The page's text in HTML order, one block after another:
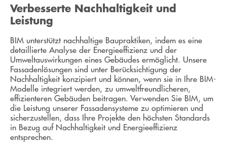
Verbesserte Nachhaltigkeit und
Leistung
BIM unterstützt nachhaltige Baupraktiken, indem es eine
detaillierte Analyse der Energieeffizienz und der
Umweltauswirkungen eines Gebäudes ermöglicht. Unsere
Fassadenlösungen sind unter Berücksichtigung der
Nachhaltigkeit konzipiert und können, wenn sie in Ihre BIM-
Modelle integriert werden, zu umweltfreundlicheren,
effizienteren Gebäuden beitragen. Verwenden Sie BIM, um
die Leistung unserer Fassadensysteme zu optimieren und
sicherzustellen, dass Ihre Projekte den höchsten Standards
in Bezug auf Nachhaltigkeit und Energieeffizienz
entsprechen.